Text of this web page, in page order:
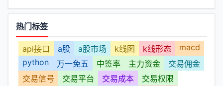
热门标签
api接口 a股 a股市场 k线图 k线形态
macd
python
万一免五 中签率 主力资金
交易佣金
交易信号
交易平台 交易成本
交易权限